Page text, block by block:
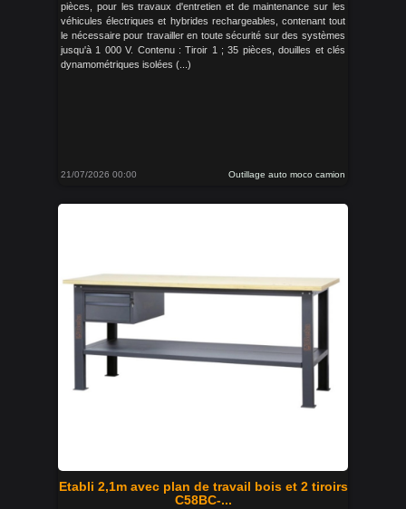
pièces, pour les travaux d'entretien et de maintenance sur les
véhicules électriques et hybrides rechargeables, contenant tout
le nécessaire pour travailler en toute sécurité sur des systèmes
jusqu'à 1 000 V. Contenu : Tiroir 1 ; 35 pièces, douilles et clés
dynamométriques isolées (...)
21/07/2026 00:00 Outillage auto moco camion
Etabli 2,1m avec plan de travail bois et 2 tiroirs
C58BC-...